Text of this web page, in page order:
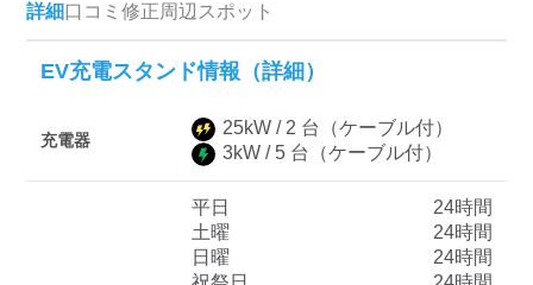
三菱ディーラーを表示
日産ディーラーを表示
トヨタディーラーを表
示
中速-20kW-以上 急速-44kW-以上
詳細口コミ 修正周辺スポット
EV充電スタンド情報（詳細）
充電器
25kW / 2 台
（ケーブル付）
3kW / 5 台 （ケーブル付）
平日
24時間
土曜
24時間
日曜
24時間